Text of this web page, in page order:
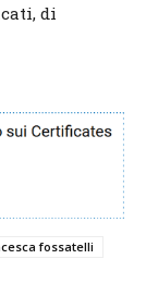
di
fossatelli